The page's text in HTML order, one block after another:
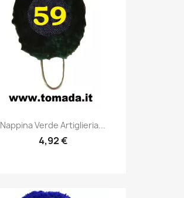
Anteprima
Nappina Verde Artiglieria...
4,92 €